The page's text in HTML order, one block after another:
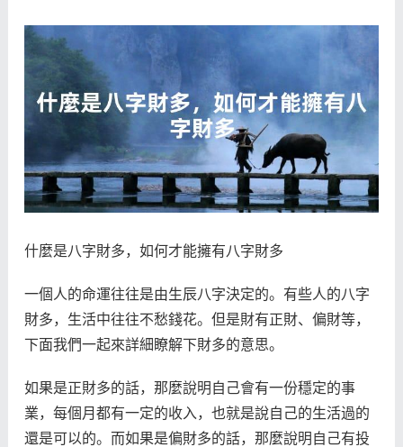
星座
白羊座 水瓶座 射手座
算命
八字命理 八字合婚 運勢測算
什麼是八字財多，如何才能擁有八字財多
一個人的命運往往是由生辰八字決定的。有些人的八字
財多，生活中往往不愁錢花。但是財有正財、偏財等，
下面我們一起來詳細瞭解下財多的意思。
如果是正財多的話，那麼說明自己會有一份穩定的事
業，每個月都有一定的收入，也就是說自己的生活過的
還是可以的。而如果是偏財多的話，那麼說明自己有投